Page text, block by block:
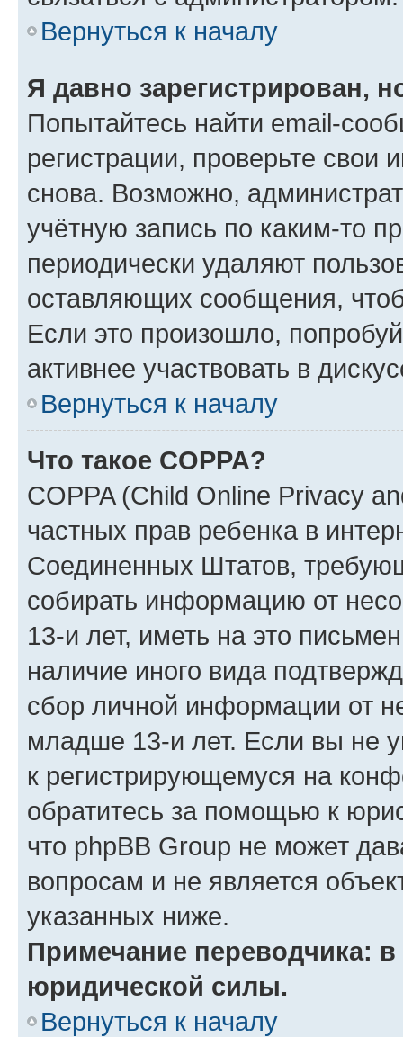
Вернуться к началу
Я давно зарегистрирован,
Попытайтесь найти email-
регистрации, проверьте свои
снова. Возможно,
учётную запись по каким-то
периодически удаляют
оставляющих сообщения,
Если это произошло,
активнее участвовать в
Вернуться к началу
Что такое COPPA?
COPPA (Child Online Privacy
частных прав ребенка в
Соединенных Штатов,
собирать информацию от
13-и лет, иметь на это
наличие иного вида
сбор личной информации от
младше 13-и лет. Если вы не
к регистрирующемуся на
обратитесь за помощью к
что phpBB Group не может
вопросам и не является
указанных ниже.
Примечание переводчика:
юридической силы.
Вернуться к началу